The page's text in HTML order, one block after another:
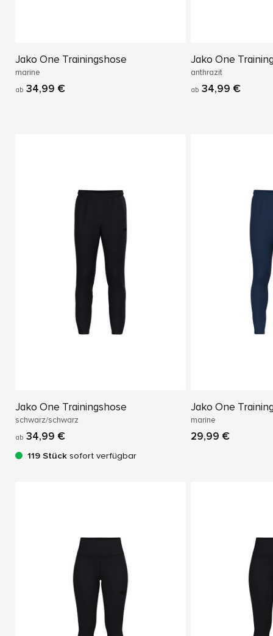
Jako One Trainingshose
marine
ab 34,99 €
Jako One
anthrazit
ab 34,99 €
Jako One Trainingshose
schwarz/schwarz
ab 34,99 €
119 Stück sofort verfügbar
Jako One
marine
29,99 €